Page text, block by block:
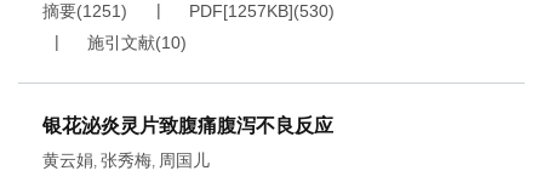
摘要(1251) PDF[1257KB](530)
施引文献(10)
银花泌炎灵片致腹痛腹泻不良反应
黄云娟, 张秀梅, 周国儿